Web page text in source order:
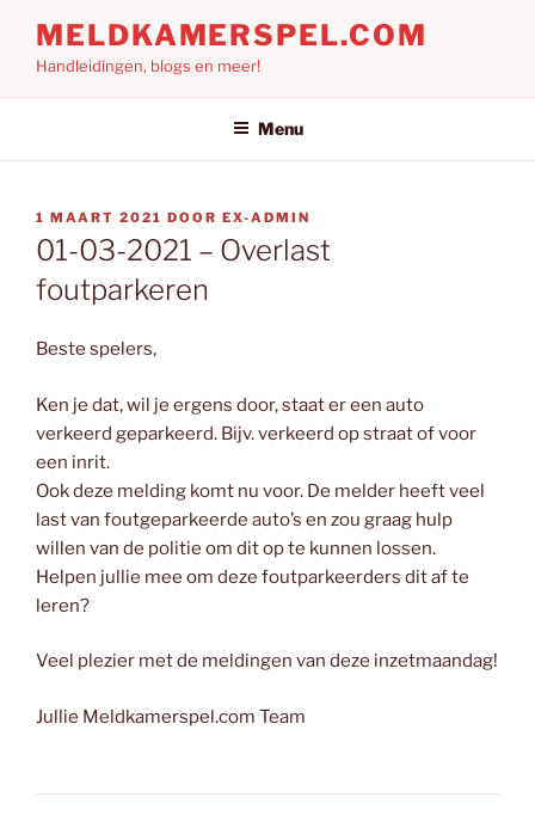
inhoud
MELDKAMERSPEL.COM
Handleidingen, blogs en meer!
Menu
GEPLAATST
OP
1 MAART 2021 DOOR EX-ADMIN
01-03-2021 – Overlast
foutparkeren
Beste spelers,
Ken je dat, wil je ergens door, staat er een auto
verkeerd geparkeerd. Bijv. verkeerd op straat of voor
een inrit.
Ook deze melding komt nu voor. De melder heeft veel
last van foutgeparkeerde auto’s en zou graag hulp
willen van de politie om dit op te kunnen lossen.
Helpen jullie mee om deze foutparkeerders dit af te
leren?
Veel plezier met de meldingen van deze inzetmaandag!
Jullie Meldkamerspel.com Team